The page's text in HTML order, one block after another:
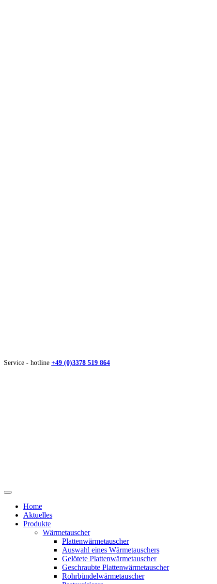
Service - hotline +49 (0)3378 519 864
Home
Aktuelles
Produkte
Wärmetauscher
Plattenwärmetauscher
Auswahl eines Wärmetauschers
Gelötete Plattenwärmetauscher
Geschraubte Plattenwärmetauscher
Rohrbündelwärmetauscher